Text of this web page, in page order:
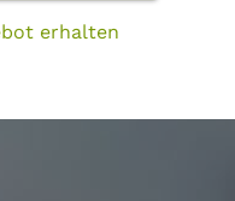
erhalten